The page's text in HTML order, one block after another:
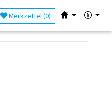
Merkzettel (0)